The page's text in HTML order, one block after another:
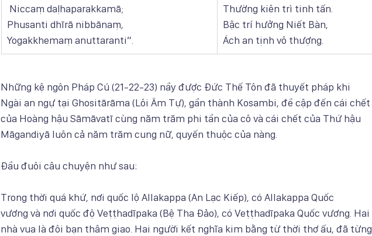
Niccaṃ daḷhaparakkamā;
Phusanti dhīrā nibbānaṃ,
Yogakkhemaṃ anuttaranti”.
Thường kiên trì tinh tấn.
Bậc trí hưởng Niết Bàn,
Ách an tịnh vô thượng.
Những kệ ngôn Pháp Cú (21-22-23) nầy được Đức Thế Tôn đã thuyết pháp khi
Ngài an ngự tại Ghositārāma (Lôi Âm Tự), gần thành Kosambi, đề cập đến cái chết
của Hoàng hậu Sāmāvatī cùng năm trăm phi tần của cô và cái chết của Thứ hậu
Māgandiyā luôn cả năm trăm cung nữ, quyến thuộc của nàng.
Đầu đuôi câu chuyện như sau:
Trong thời quá khứ, nơi quốc lộ Allakappa (An Lạc Kiếp), có Allakappa Quốc
vương và nơi quốc độ Veṭṭhadīpaka (Bệ Tha Đảo), có Veṭṭhadīpaka Quốc vương. Hai
nhà vua là đôi bạn thâm giao. Hai người kết nghĩa kim bằng từ thời thơ ấu, đã từng